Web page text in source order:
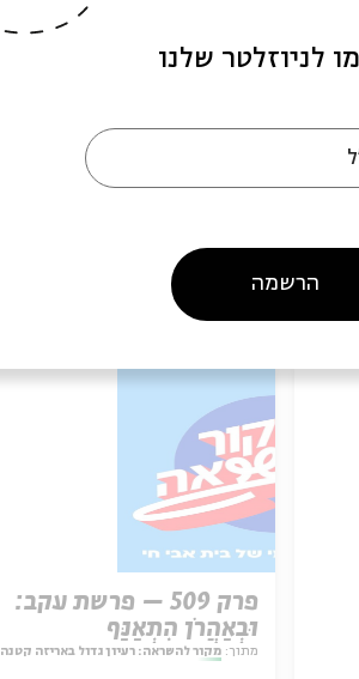
בבית אבי חי
פרק 509 – פרשת עקב:
וּבְאַהֲרֹן הִתְאַנַּף
מתוך: מקור להשראה: רעיון גדול באריזה קטנה
לניוזלטר שלנו
הרשמה